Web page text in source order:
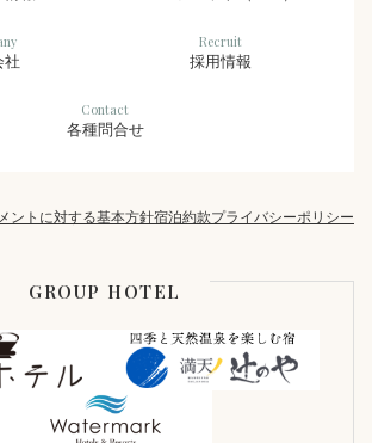
社
Recruit
採用情報
Contact
各種問合せ
ントに対する基本方針宿泊約款プライバシーポリシー
GROUP HOTEL